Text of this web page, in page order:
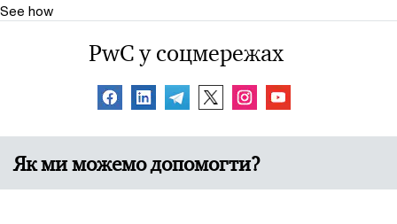
See how
PwC у соцмережах
Як ми можемо допомогти?